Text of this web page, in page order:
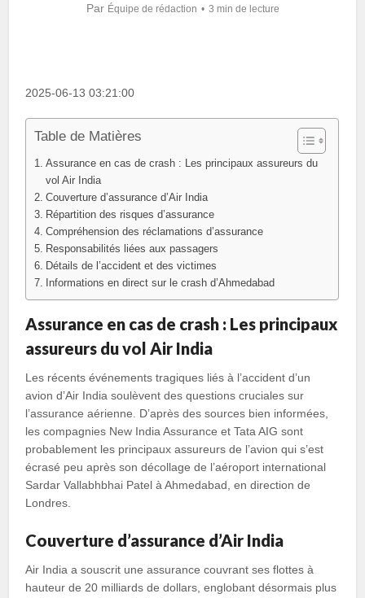
Par Équipe de rédaction 3 min de lecture
2025-06-13 03:21:00
Table de Matières
Assurance en cas de crash : Les principaux assureurs du
vol Air India
Couverture d’assurance d’Air India
Répartition des risques d’assurance
Compréhension des réclamations d’assurance
Responsabilités liées aux passagers
Détails de l’accident et des victimes
Informations en direct sur le crash d’Ahmedabad
Assurance en cas de crash : Les principaux
assureurs du vol Air India
Les récents événements tragiques liés à l’accident d’un
avion d’Air India soulèvent des questions cruciales sur
l’assurance aérienne. D’après des sources bien informées,
les compagnies New India Assurance et Tata AIG sont
probablement les principaux assureurs de l’avion qui s’est
écrasé peu après son décollage de l’aéroport international
Sardar Vallabhbhai Patel à Ahmedabad, en direction de
Londres.
Couverture d’assurance d’Air India
Air India a souscrit une assurance couvrant ses flottes à
hauteur de 20 milliards de dollars, englobant désormais plus